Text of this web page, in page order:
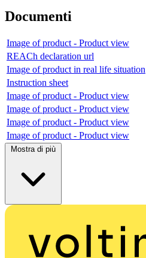
Documenti
Image of product - Product view
REACh declaration url
Image of product in real life situation
Instruction sheet
Image of product - Product view
Image of product - Product view
Image of product - Product view
Image of product - Product view
Mostra di più